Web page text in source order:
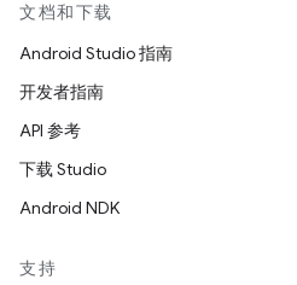
文档和下载
Android Studio 指南
开发者指南
API 参考
下载 Studio
Android NDK
支持